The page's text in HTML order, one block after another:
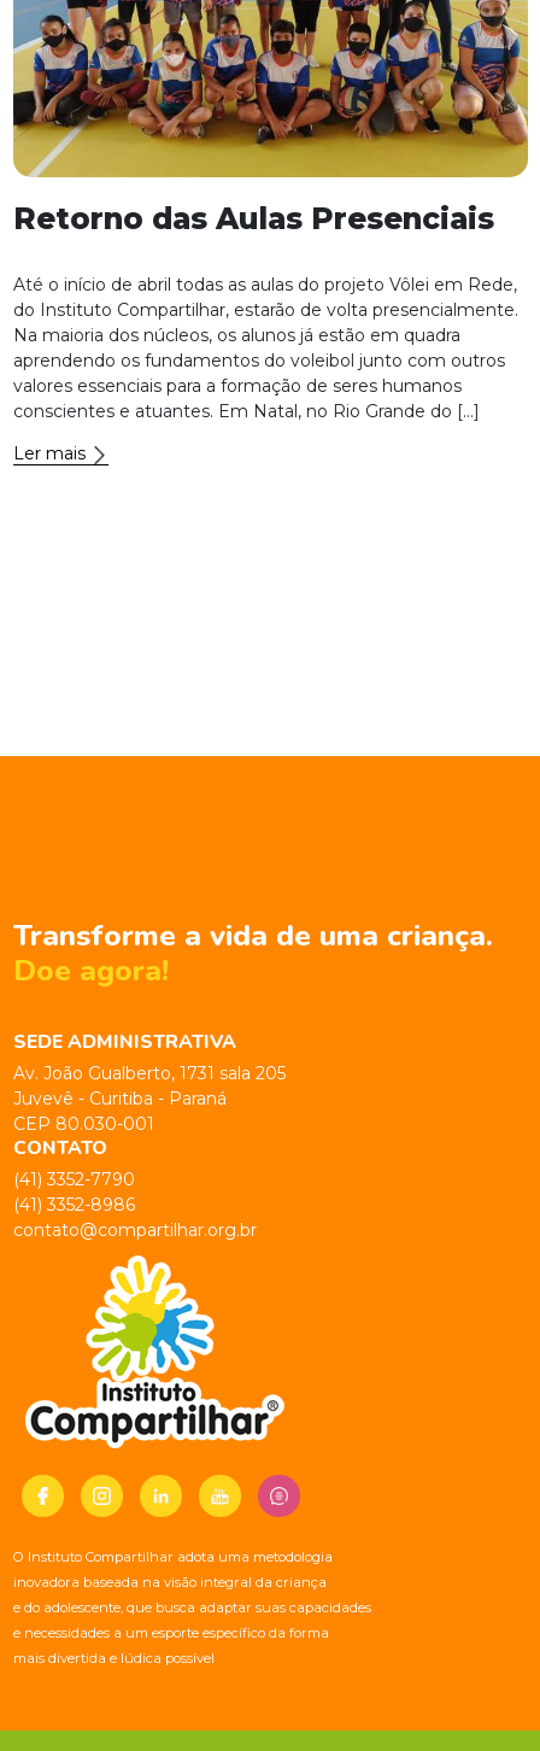
Retorno das Aulas Presenciais
Até o início de abril todas as aulas do projeto Vôlei em Rede,
do Instituto Compartilhar, estarão de volta presencialmente.
Na maioria dos núcleos, os alunos já estão em quadra
aprendendo os fundamentos do voleibol junto com outros
valores essenciais para a formação de seres humanos
conscientes e atuantes. Em Natal, no Rio Grande do […]
Ler mais
Transforme a vida de uma criança.
Doe agora!
SEDE ADMINISTRATIVA
Av. João Gualberto, 1731 sala 205
Juvevê - Curitiba - Paraná
CEP 80.030-001
CONTATO
(41) 3352-7790
(41) 3352-8986
contato@compartilhar.org.br
O Instituto Compartilhar adota uma metodologia
inovadora baseada na visão integral da criança
e do adolescente, que busca adaptar suas capacidades
e necessidades a um esporte específico da forma
mais divertida e lúdica possível